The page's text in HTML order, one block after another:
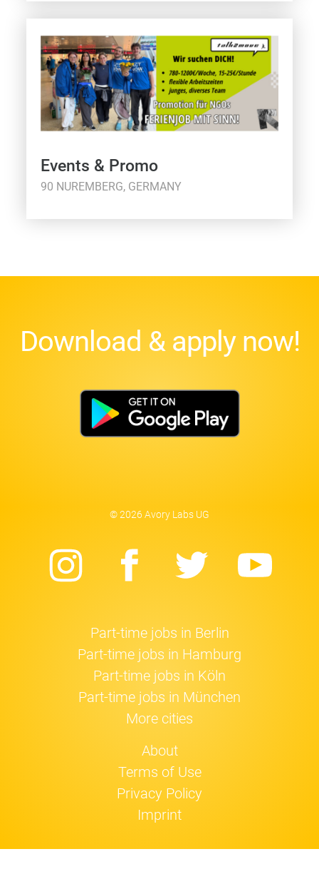
Events & Promo
90 NUREMBERG, GERMANY
Download & apply now!
© 2026 Avory Labs UG
Instagram
Facebook
Twitter
Part-time jobs in Berlin
Part-time jobs in Hamburg
Part-time jobs in Köln
Part-time jobs in München
More cities
About
Terms of Use
Privacy Policy
Imprint